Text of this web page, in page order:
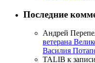
Последние
Андрей
ветерана
Василия
TALIB к записи